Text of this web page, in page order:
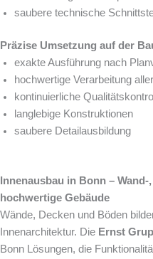
saubere technische
Präzise Umsetzung auf der
exakte Ausführung nach
hochwertige Verarbeitung
kontinuierliche
langlebige Konstruktionen
saubere Detailausbildung
Innenausbau in Bonn –
hochwertige Gebäude
Wände, Decken und Böden
Innenarchitektur. Die Ernst
Bonn Lösungen, die